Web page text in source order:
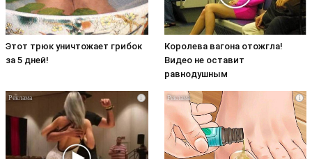
Этот трюк уничтожает грибок
за 5 дней!
Королева вагона отожгла!
Видео не оставит
равнодушным
i i